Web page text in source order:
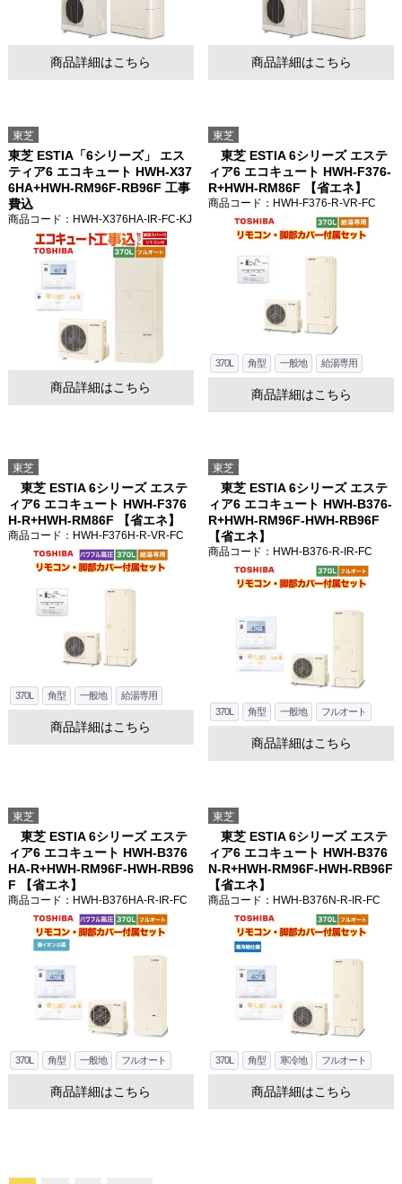
商品詳細はこちら 商品詳細はこちら
東芝
東芝 ESTIA「6シリーズ」 エス
ティア6 エコキュート HWH-X37
6HA+HWH-RM96F-RB96F 工事
費込
商品コード ：HWH-X376HA-IR-FC-KJ
商品詳細はこちら
東芝
東芝 ESTIA 6シリーズ エステ
ィア6 エコキュート HWH-F376-
R+HWH-RM86F 【省エネ】
商品コード ：HWH-F376-R-VR-FC
370L 角型 一般地 給湯専用
商品詳細はこちら
東芝
東芝 ESTIA 6シリーズ エステ
ィア6 エコキュート HWH-F376
H-R+HWH-RM86F 【省エネ】
商品コード ：HWH-F376H-R-VR-FC
370L 角型 一般地 給湯専用
商品詳細はこちら
東芝
東芝 ESTIA 6シリーズ エステ
ィア6 エコキュート HWH-B376-
R+HWH-RM96F-HWH-RB96F
【省エネ】
商品コード ：HWH-B376-R-IR-FC
370L 角型 一般地 フルオート
商品詳細はこちら
東芝
東芝 ESTIA 6シリーズ エステ
ィア6 エコキュート HWH-B376
HA-R+HWH-RM96F-HWH-RB96
F 【省エネ】
商品コード ：HWH-B376HA-R-IR-FC
370L 角型 一般地 フルオート
商品詳細はこちら
東芝
東芝 ESTIA 6シリーズ エステ
ィア6 エコキュート HWH-B376
N-R+HWH-RM96F-HWH-RB96F
【省エネ】
商品コード ：HWH-B376N-R-IR-FC
370L 角型 寒冷地 フルオート
商品詳細はこちら
お買い物を続ける カートへ進む